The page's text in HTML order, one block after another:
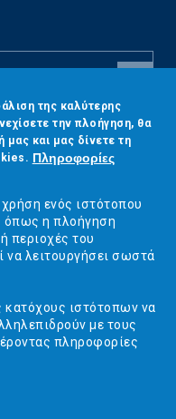
της καλύτερης
την πλοήγηση, θα
μας και μας δίνετε τη
Πληροφορίες
ενός ιστότοπου
όπως η πλοήγηση
περιοχές του
να λειτουργήσει σωστά
κατόχους ιστότοπων να
με τους
πληροφορίες